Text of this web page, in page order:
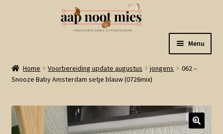
naar
navigatie
de
inhoud
Menu
Welkom
Winkel
Home Voorbereiding update augustus jongens
062 –
Snooze Baby Amsterdam setje blauw (0726mix)